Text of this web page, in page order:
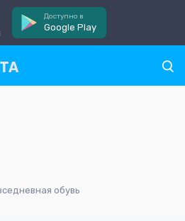
Доступно в
Google Play
обувь